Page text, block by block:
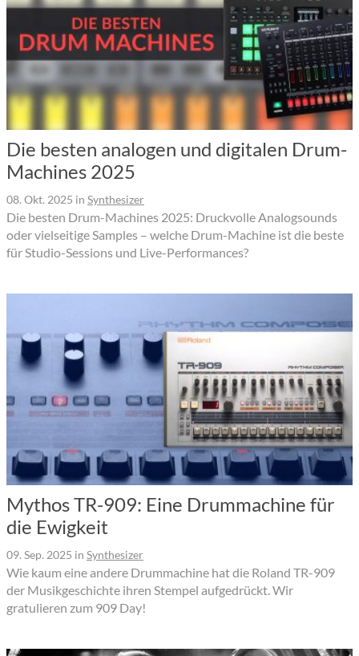
Die besten analogen und digitalen Drum-
Machines 2025
08. Okt. 2025 in Synthesizer
Die besten Drum-Machines 2025: Druckvolle Analogsounds
oder vielseitige Samples – welche Drum-Machine ist die beste
für Studio-Sessions und Live-Performances?
Mythos TR-909: Eine Drummachine für
die Ewigkeit
09. Sep. 2025 in Synthesizer
Wie kaum eine andere Drummachine hat die Roland TR-909
der Musikgeschichte ihren Stempel aufgedrückt. Wir
gratulieren zum 909 Day!